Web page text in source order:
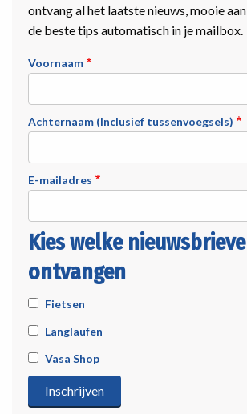
ontvang al het laatste nieuws, mooie
de beste tips automatisch in je mailbox.
Voornaam
Achternaam (Inclusief tussenvoegsels)
E-mailadres
Kies welke
ontvangen
Fietsen
Langlaufen
Vasa Shop